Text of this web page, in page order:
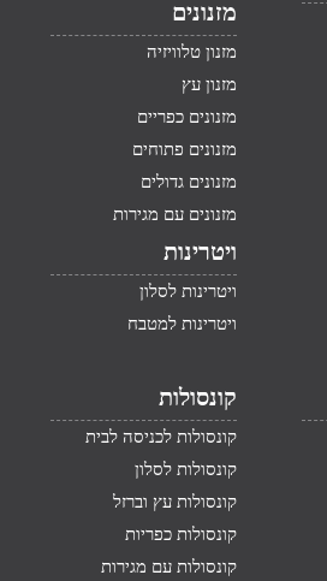
מזנונים
מזנון טלוויזיה
מזנון עץ
מזנונים כפריים
מזנונים פתוחים
מזנונים גדולים
מזנונים עם מגירות
ויטרינות
ויטרינות לסלון
ויטרינות למטבח
קונסולות
קונסולות לכניסה לבית
קונסולות לסלון
קונסולות עץ וברזל
קונסולות כפריות
קונסולות עם מגירות